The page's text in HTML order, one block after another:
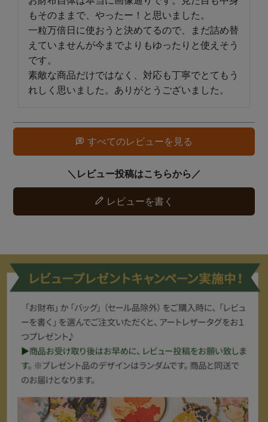
もそのままで、やったー！と思いました。
一粒万倍日に使おうと決めてるので、まだ詰め替
えていませんが今までよりもゆったりと使えそう
です。
素敵な商品だけではなく、対応も丁寧でとてもう
れしく思いました。ありがとうございました。
すべてのレビューを見る
レビューを書く